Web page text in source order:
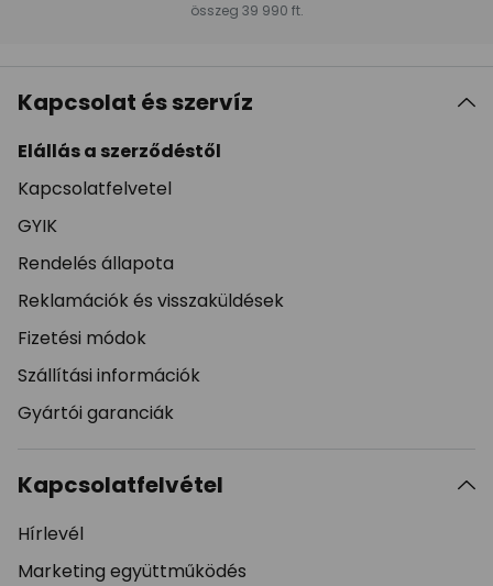
összeg 39 990 ft.
Kapcsolat és szervíz
Elállás a szerződéstől
Kapcsolatfelvetel
GYIK
Rendelés állapota
Reklamációk és visszaküldések
Fizetési módok
Szállítási információk
Gyártói garanciák
Kapcsolatfelvétel
Hírlevél
Marketing együttműködés